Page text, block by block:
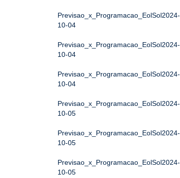
Previsao_x_Programacao_EolSol2024-
10-04
Previsao_x_Programacao_EolSol2024-
10-04
Previsao_x_Programacao_EolSol2024-
10-04
Previsao_x_Programacao_EolSol2024-
10-05
Previsao_x_Programacao_EolSol2024-
10-05
Previsao_x_Programacao_EolSol2024-
10-05